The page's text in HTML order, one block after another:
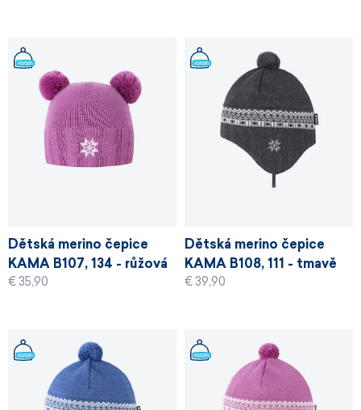
Dětská merino čepice
KAMA B107, 134 - růžová
€ 35,90
Dětská merino čepice
KAMA B108, 111 - tmavě
šedá
€ 39,90